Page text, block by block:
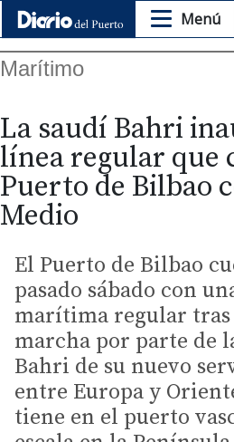
Menú
Marítimo
La saudí Bahri
línea regular que
Puerto de Bilbao
Medio
El Puerto de Bilbao
pasado sábado con
marítima regular tras
marcha por parte de
Bahri de su nuevo
entre Europa y
tiene en el puerto